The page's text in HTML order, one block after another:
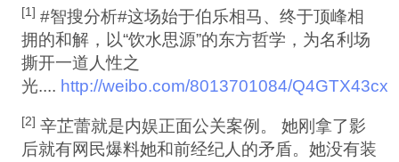
[1] #智搜分析#这场始于伯乐相马、终于顶峰相
拥的和解，以“饮水思源”的东方哲学，为名利场
撕开一道人性之
光.... http://weibo.com/8013701084/Q4GTX43cx
[2] 辛芷蕾就是内娱正面公关案例。 她刚拿了影
后就有网民爆料她和前经纪人的矛盾。她没有装